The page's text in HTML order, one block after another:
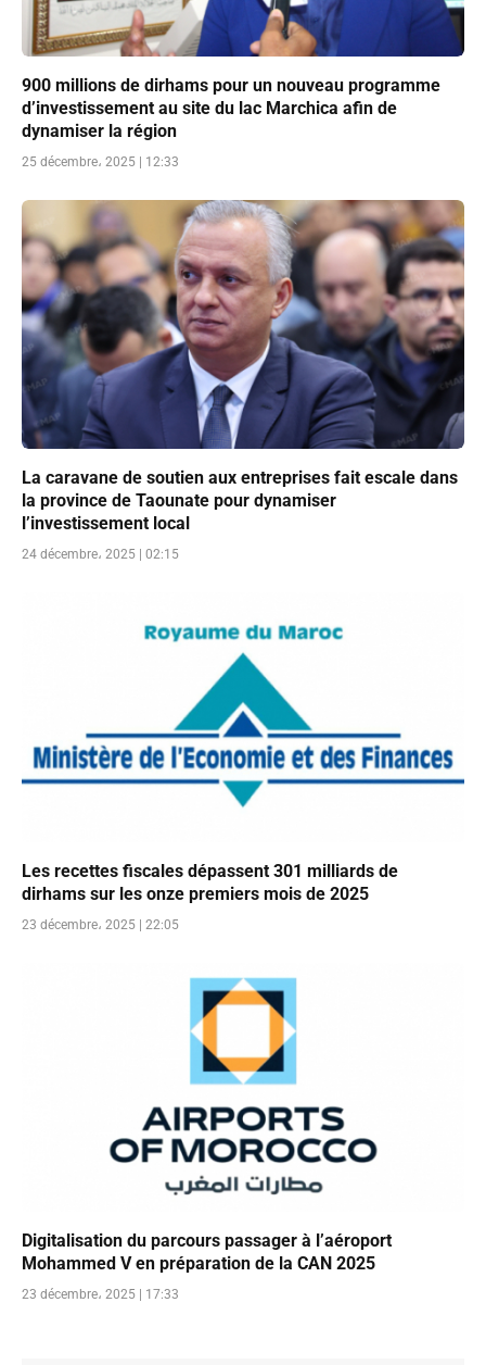
900 millions de dirhams pour un nouveau programme
d’investissement au site du lac Marchica afin de
dynamiser la région
25 décembre، 2025 | 12:33
La caravane de soutien aux entreprises fait escale dans
la province de Taounate pour dynamiser
l’investissement local
24 décembre، 2025 | 02:15
Les recettes fiscales dépassent 301 milliards de
dirhams sur les onze premiers mois de 2025
23 décembre، 2025 | 22:05
Digitalisation du parcours passager à l’aéroport
Mohammed V en préparation de la CAN 2025
23 décembre، 2025 | 17:33